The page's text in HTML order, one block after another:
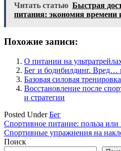
Читать статью Быстрая
питания: экономия времени
Похожие записи:
О питании на
Бег и бодибилдинг. Вред…
Базовая силовая
Восстановление после
и стратегии
Posted UnderБег
Навигация
по
Спортивное питание: польза
Спортивные упражнения на
Поиск